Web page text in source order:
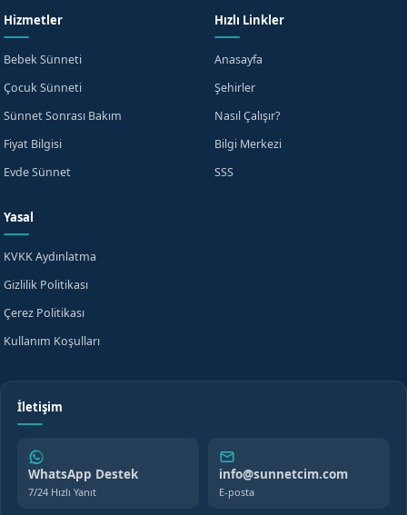
Hizmetler
Bebek Sünneti
Çocuk Sünneti
Sünnet Sonrası Bakım
Fiyat Bilgisi
Evde Sünnet
Hızlı Linkler
Anasayfa
Şehirler
Nasıl Çalışır?
Bilgi Merkezi
SSS
Yasal
KVKK Aydınlatma
Gizlilik Politikası
Çerez Politikası
Kullanım Koşulları
İletişim
WhatsApp Destek
7/24 Hızlı Yanıt
info@sunnetcim.com
E-posta